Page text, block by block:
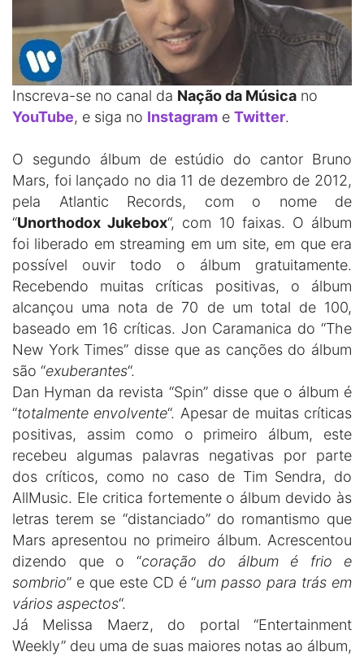
Inscreva-se no canal da Nação da Música no
YouTube, e siga no Instagram e Twitter.
O segundo álbum de estúdio do cantor Bruno
Mars, foi lançado no dia 11 de dezembro de 2012,
pela Atlantic Records, com o nome de
“Unorthodox Jukebox“, com 10 faixas. O álbum
foi liberado em streaming em um site, em que era
possível ouvir todo o álbum gratuitamente.
Recebendo muitas críticas positivas, o álbum
alcançou uma nota de 70 de um total de 100,
baseado em 16 críticas. Jon Caramanica do “The
New York Times” disse que as canções do álbum
são “exuberantes“.
Dan Hyman da revista “Spin” disse que o álbum é
“totalmente envolvente“. Apesar de muitas críticas
positivas, assim como o primeiro álbum, este
recebeu algumas palavras negativas por parte
dos críticos, como no caso de Tim Sendra, do
AllMusic. Ele critica fortemente o álbum devido às
letras terem se “distanciado” do romantismo que
Mars apresentou no primeiro álbum. Acrescentou
dizendo que o “coração do álbum é frio e
sombrio” e que este CD é “um passo para trás em
vários aspectos“.
Já Melissa Maerz, do portal “Entertainment
Weekly” deu uma de suas maiores notas ao álbum,